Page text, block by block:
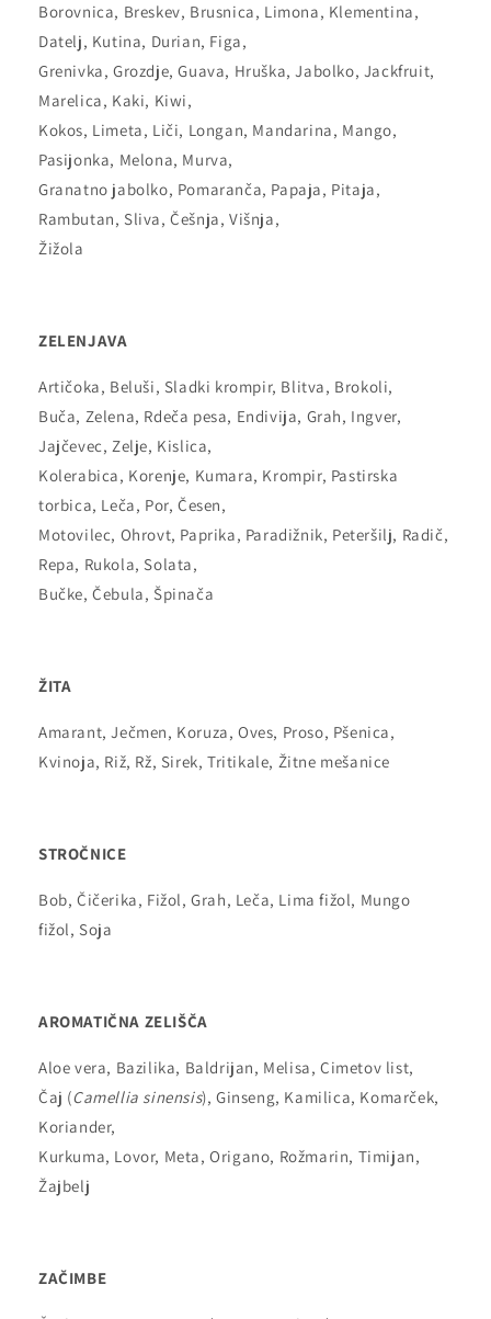
Borovnica, Breskev, Brusnica, Limona, Klementina,
Datelj, Kutina, Durian, Figa,
Grenivka, Grozdje, Guava, Hruška, Jabolko, Jackfruit,
Marelica, Kaki, Kiwi,
Kokos, Limeta, Liči, Longan, Mandarina, Mango,
Pasijonka, Melona, Murva,
Granatno jabolko, Pomaranča, Papaja, Pitaja,
Rambutan, Sliva, Češnja, Višnja,
Žižola
ZELENJAVA
Artičoka, Beluši, Sladki krompir, Blitva, Brokoli,
Buča, Zelena, Rdeča pesa, Endivija, Grah, Ingver,
Jajčevec, Zelje, Kislica,
Kolerabica, Korenje, Kumara, Krompir, Pastirska
torbica, Leča, Por, Česen,
Motovilec, Ohrovt, Paprika, Paradižnik, Peteršilj, Radič,
Repa, Rukola, Solata,
Bučke, Čebula, Špinača
ŽITA
Amarant, Ječmen, Koruza, Oves, Proso, Pšenica,
Kvinoja, Riž, Rž, Sirek, Tritikale, Žitne mešanice
STROČNICE
Bob, Čičerika, Fižol, Grah, Leča, Lima fižol, Mungo
fižol, Soja
AROMATIČNA ZELIŠČA
Aloe vera, Bazilika, Baldrijan, Melisa, Cimetov list,
Čaj (Camellia sinensis), Ginseng, Kamilica, Komarček,
Koriander,
Kurkuma, Lovor, Meta, Origano, Rožmarin, Timijan,
Žajbelj
ZAČIMBE